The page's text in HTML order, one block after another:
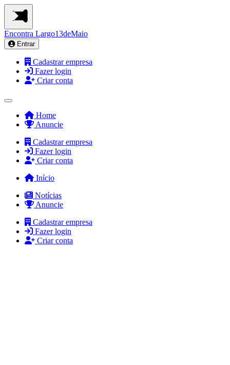
Encontra Largo13deMaio
Entrar
Cadastrar empresa
Fazer login
Criar conta
Home
Anuncie
Cadastrar empresa
Fazer login
Criar conta
Início
Notícias
Anuncie
Cadastrar empresa
Fazer login
Criar conta